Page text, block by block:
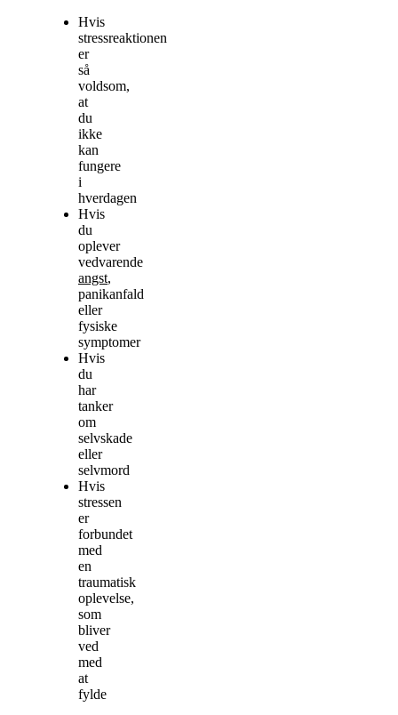
Hvis
stressreaktionen
er
så
voldsom,
at
du
ikke
kan
fungere
i
hverdagen
Hvis
du
oplever
vedvarende
angst,
panikanfald
eller
fysiske
symptomer
Hvis
du
har
tanker
om
selvskade
eller
selvmord
Hvis
stressen
er
forbundet
med
en
traumatisk
oplevelse,
som
bliver
ved
med
at
fylde